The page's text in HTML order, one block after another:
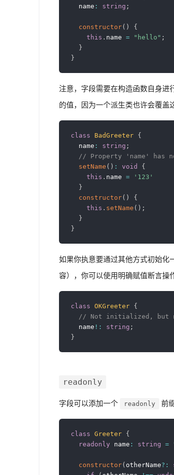
  name
: string ;
constructor( )
{
this . name = "hello" ;
}
}
注意，字段需要在构造函数自身
的值，因为一个派生类也许会覆盖
class BadGreeter {
  name
: string ;
// Property 'name' has
setName ( ) : void
{
this . name =
'123'
}
constructor( )
{
this . setName ( ) ;
}
}
如果你执意要通过其他方式初始化
容），你可以使用明确赋值断言
class OKGreeter {
// Not initialized, but
  name
! : string ;
}
readonly
字段可以添加一个 readonly 前
class Greeter {
readonly name : string =
constructor( otherName? :